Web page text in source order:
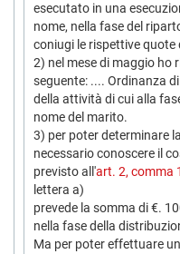
esecutato in una
nome, nella fase del
coniugi le rispettive
2) nel mese di maggio ho
seguente: .... Ordinanza
della attività di cui alla
nome del marito.
3) per poter determinare
necessario conoscere il
previsto all'art. 2, comma
lettera a)
prevede la somma di €.
nella fase della
Ma per poter effettuare